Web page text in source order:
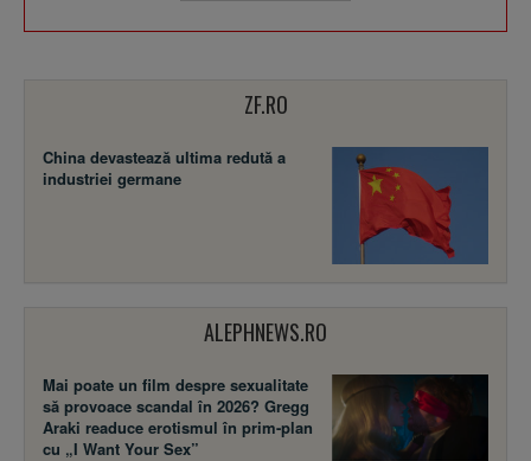
ZF.RO
China devastează ultima redută a
industriei germane
ALEPHNEWS.RO
Mai poate un film despre sexualitate
să provoace scandal în 2026? Gregg
Araki readuce erotismul în prim-plan
cu „I Want Your Sex”